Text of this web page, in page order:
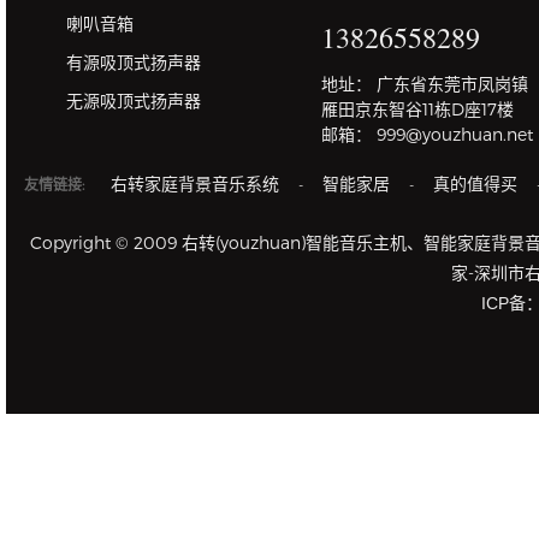
喇叭音箱
有源吸顶式扬声器
无源吸顶式扬声器
13826558289
地址： 广东省东莞市凤岗镇
雁田京东智谷11栋D座17楼
邮箱： 999@youzhuan.net
友情链接: 右转家庭背景音乐系统 - 智能家居 - 真的值得买
Copyright © 2009 右转(youzhuan)智能音乐主机、智能家庭背景
家-深圳市
ICP备